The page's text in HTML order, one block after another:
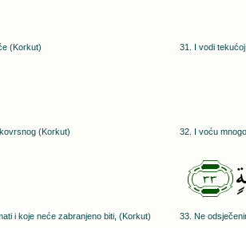
(Korkut) 31. I vodi
(Korkut) 32. I voću
﴿٣٣﴾
i koje neće zabranjeno biti, (Korkut) 33. Ne